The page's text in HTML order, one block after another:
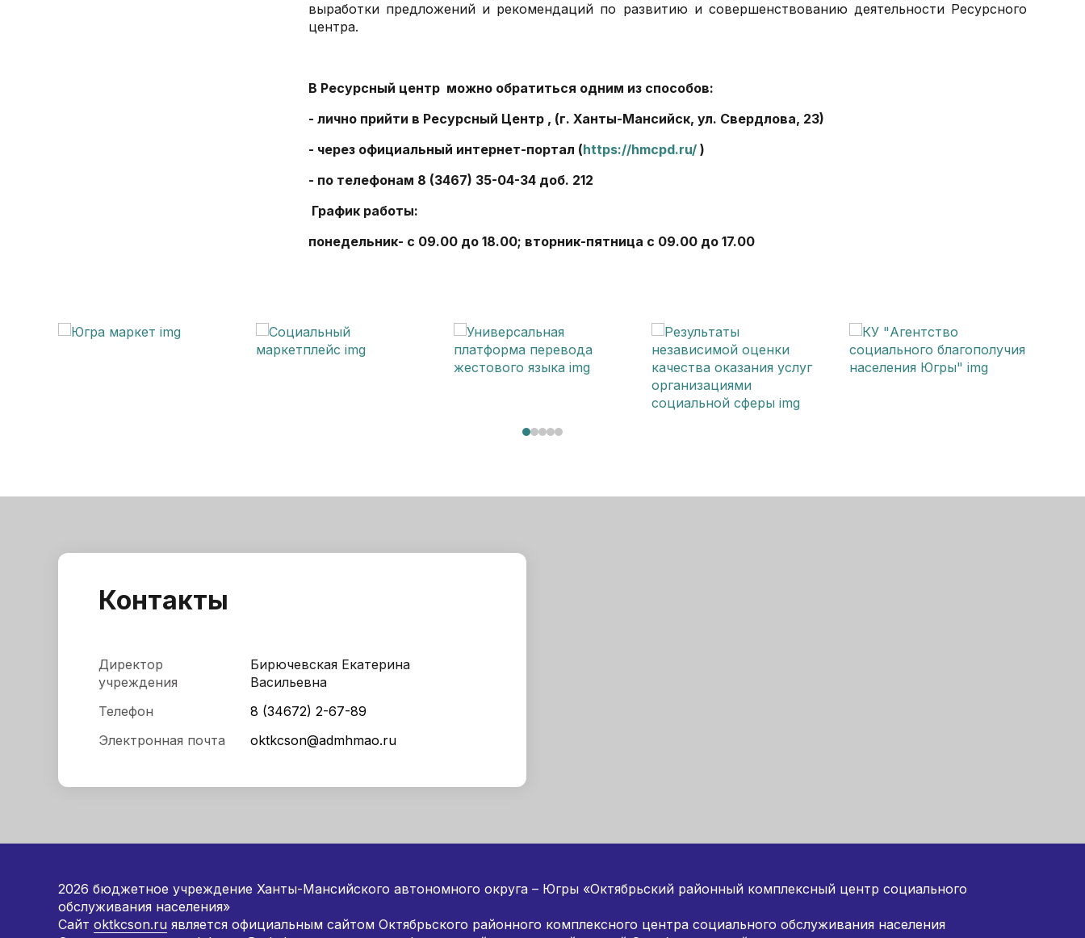
выработки предложений и рекомендаций по развитию и совершенствованию деятельности Ресурсного
центра.
В Ресурсный центр можно обратиться одним из способов:
- лично прийти в Ресурсный Центр , (г. Ханты-Мансийск, ул. Свердлова, 23)
- через официальный интернет-портал (https://hmcpd.ru/ )
- по телефонам 8 (3467) 35-04-34 доб. 212
График работы:
понедельник- с 09.00 до 18.00; вторник-пятница с 09.00 до 17.00
Контакты
Директор
учреждения
Бирючевская Екатерина
Васильевна
Телефон
8 (34672) 2-67-89
Электронная почта
oktkcson@admhmao.ru
2026 бюджетное учреждение Ханты-Мансийского автономного округа – Югры «Октябрьский районный комплексный центр социального
обслуживания населения»
Сайт oktkcson.ru является официальным сайтом Октябрьского районного комплексного центра социального обслуживания населения